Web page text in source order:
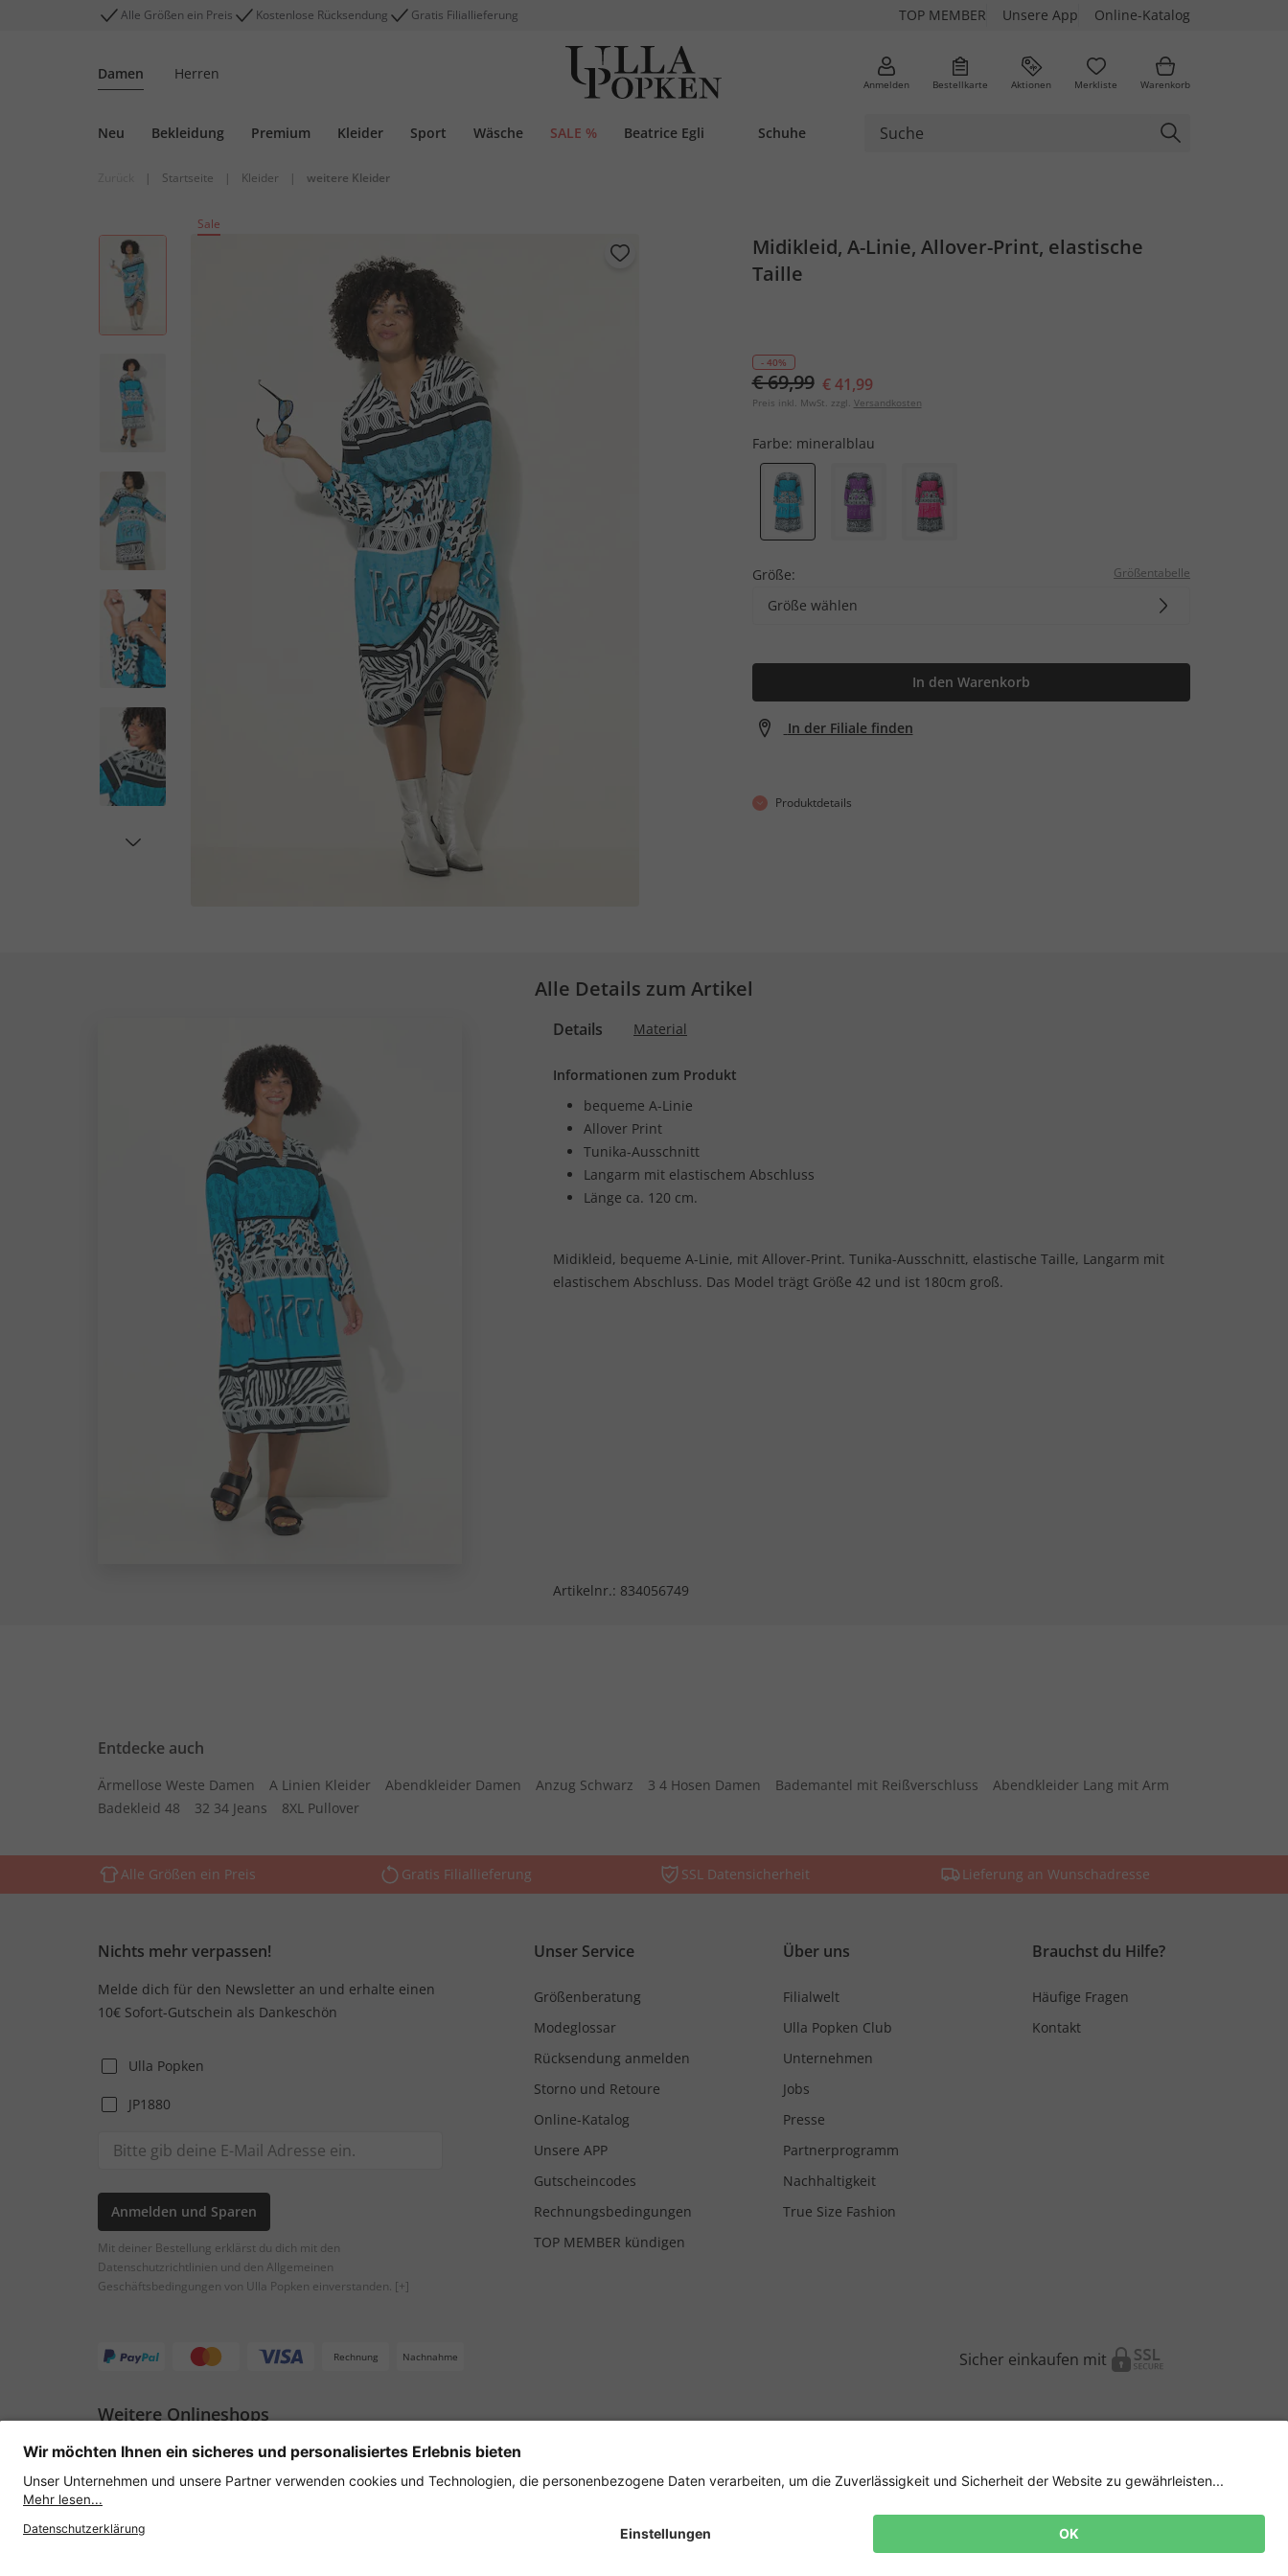
Alle Größen ein Preis Kostenlose Rücksendung Gratis Filiallieferung TOP MEMBER Unsere App Online-Katalog
Damen Herren
Anmelden Bestellkarte Aktionen Merkliste Warenkorb
Neu Bekleidung Premium Kleider Sport Wäsche SALE % Beatrice Egli Schuhe
| Startseite | Kleider | weitere Kleider
Sale
Midikleid, A-Linie, Allover-Print, elastische
Taille
- 40%
€ 69,99 € 41,99
Preis inkl. MwSt. zzgl. Versandkosten
Farbe: mineralblau
Größe: Größentabelle
Größe wählen
In den Warenkorb
In der Filiale finden
Produktdetails
Alle Details zum Artikel
Details Material
Informationen zum Produkt
bequeme A-Linie
Allover Print
Tunika-Ausschnitt
Langarm mit elastischem Abschluss
Länge ca. 120 cm.
Midikleid, bequeme A-Linie, mit Allover-Print. Tunika-Ausschnitt, elastische Taille, Langarm mit
elastischem Abschluss. Das Model trägt Größe 42 und ist 180cm groß.
Artikelnr.: 834056749
Entdecke auch
Ärmellose Weste Damen A Linien Kleider Abendkleider Damen Anzug Schwarz 3 4 Hosen Damen Bademantel mit Reißverschluss
Abendkleider Lang mit Arm
Badekleid 48
32 34 Jeans 8XL Pullover
Alle Größen ein Preis Gratis Filiallieferung SSL Datensicherheit Lieferung an Wunschadresse
Nichts mehr verpassen!
Melde dich für den Newsletter an und erhalte einen
10€ Sofort-Gutschein als Dankeschön
Ulla Popken
JP1880
Anmelden und Sparen
Mit deiner Bestellung erklärst du dich mit den
Datenschutzrichtlinien und den Allgemeinen
Geschäftsbedingungen von Ulla Popken einverstanden. [+]
Unser Service
Größenberatung
Modeglossar
Rücksendung anmelden
Storno und Retoure
Online-Katalog
Unsere APP
Gutscheincodes
Rechnungsbedingungen
TOP MEMBER kündigen
Über uns
Filialwelt
Ulla Popken Club
Unternehmen
Jobs
Presse
Partnerprogramm
Nachhaltigkeit
True Size Fashion
Brauchst du Hilfe?
Häufige Fragen
Kontakt
Rechnung Nachnahme Sicher einkaufen mit
Weitere Onlineshops
Österreich